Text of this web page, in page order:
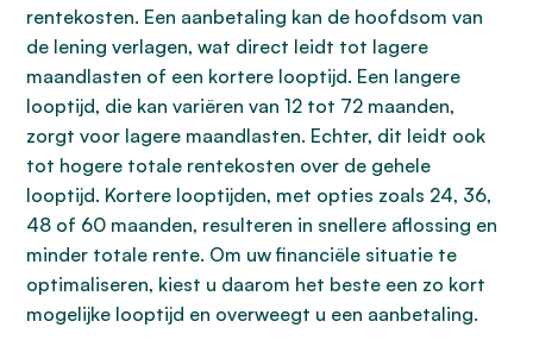
rentekosten. Een aanbetaling kan de hoofdsom van
de lening verlagen, wat direct leidt tot lagere
maandlasten of een kortere looptijd. Een langere
looptijd, die kan variëren van 12 tot 72 maanden,
zorgt voor lagere maandlasten. Echter, dit leidt ook
tot hogere totale rentekosten over de gehele
looptijd. Kortere looptijden, met opties zoals 24, 36,
48 of 60 maanden, resulteren in snellere aflossing en
minder totale rente. Om uw financiële situatie te
optimaliseren, kiest u daarom het beste een zo kort
mogelijke looptijd en overweegt u een aanbetaling.